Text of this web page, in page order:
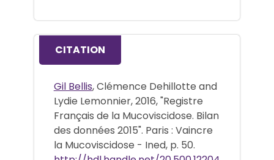
CITATION
Gil Bellis, Clémence Dehillotte and
Lydie Lemonnier, 2016, "Registre
Français de la Mucoviscidose. Bilan
des données 2015". Paris : Vaincre
la Mucoviscidose - Ined, p. 50.